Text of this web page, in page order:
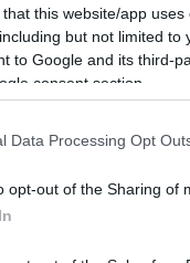
that this website/app
but not limited to
to Google and its third-
consent section.
Data Processing Opt
opt-out of the Sharing of
για να
πήρε κλειδάριθμο
League 1 ώστε οι